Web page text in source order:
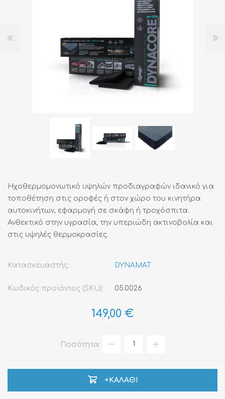
Ηχοθερμομονωτικό υψηλών προδιαγραφών ιδανικό για
τοποθέτηση στις οροφές ή στον χώρο του κινητήρα
αυτοκινήτων, εφαρμογή σε σκάφη ή τροχόσπιτα.
Ανθεκτικό στην υγρασία, την υπεριώδη ακτινοβολία και
στις υψηλές θερμοκρασίες.
Κατασκευαστής: DYNAMAT
Κωδικός προϊόντος (SKU): 05.0026
149,00 €
Ποσότητα:
+ΚΑΛΆΘΙ